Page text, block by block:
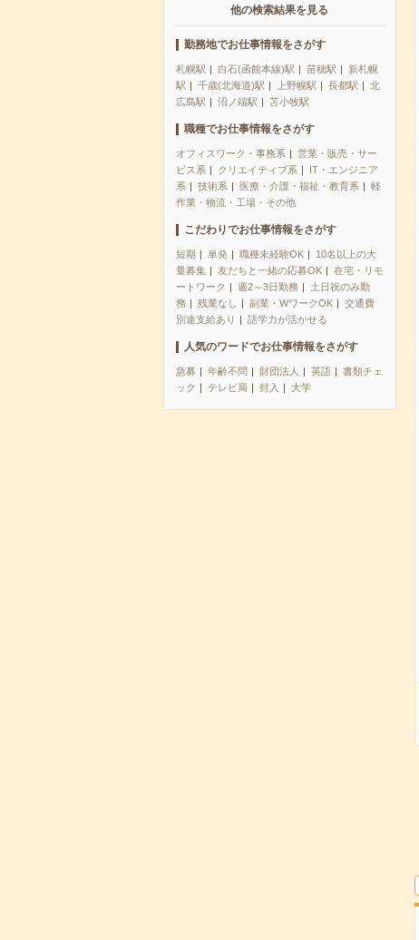
他の検索結果を見る
勤務地でお仕事情報をさがす
札幌駅 白石(函館本線)駅 苗穂駅
新札幌
駅
千歳(北海道)駅 上野幌駅 長都駅
北
広島駅
沼ノ端駅 苫小牧駅
職種でお仕事情報をさがす
オフィスワーク・事務系
営業・販売・サー
ビス系
クリエイティブ系
IT・エンジニア
系
技術系 医療・介護・福祉・教育系
軽
作業・物流・工場・その他
こだわりでお仕事情報をさがす
短期 単発 職種未経験OK
10名以上の大
量募集
友だちと一緒の応募OK
在宅・リモ
ートワーク
週2～3日勤務
土日祝のみ勤
務
残業なし 副業・WワークOK
交通費
別途支給あり
語学力が活かせる
人気のワードでお仕事情報をさがす
急募 年齢不問 財団法人 英語
書類チェ
ック
テレビ局 封入 大学